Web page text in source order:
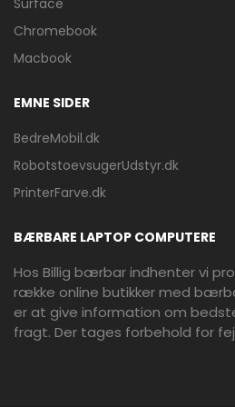
Surface
Chromebook
Macbook
EMNE SIDER
BedreMobil.dk
RobotstoevsugerUdstyr.dk
PrinterFarve.dk
BÆRBARE LAPTOP COMPUTERE
Hos Billig bærbar indhenter vi
række online butikker med
er at give information om
fragt. Der tages forbehold for